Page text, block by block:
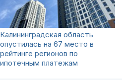
Калининградская область
опустилась на 67 место в
рейтинге регионов по
ипотечным платежам